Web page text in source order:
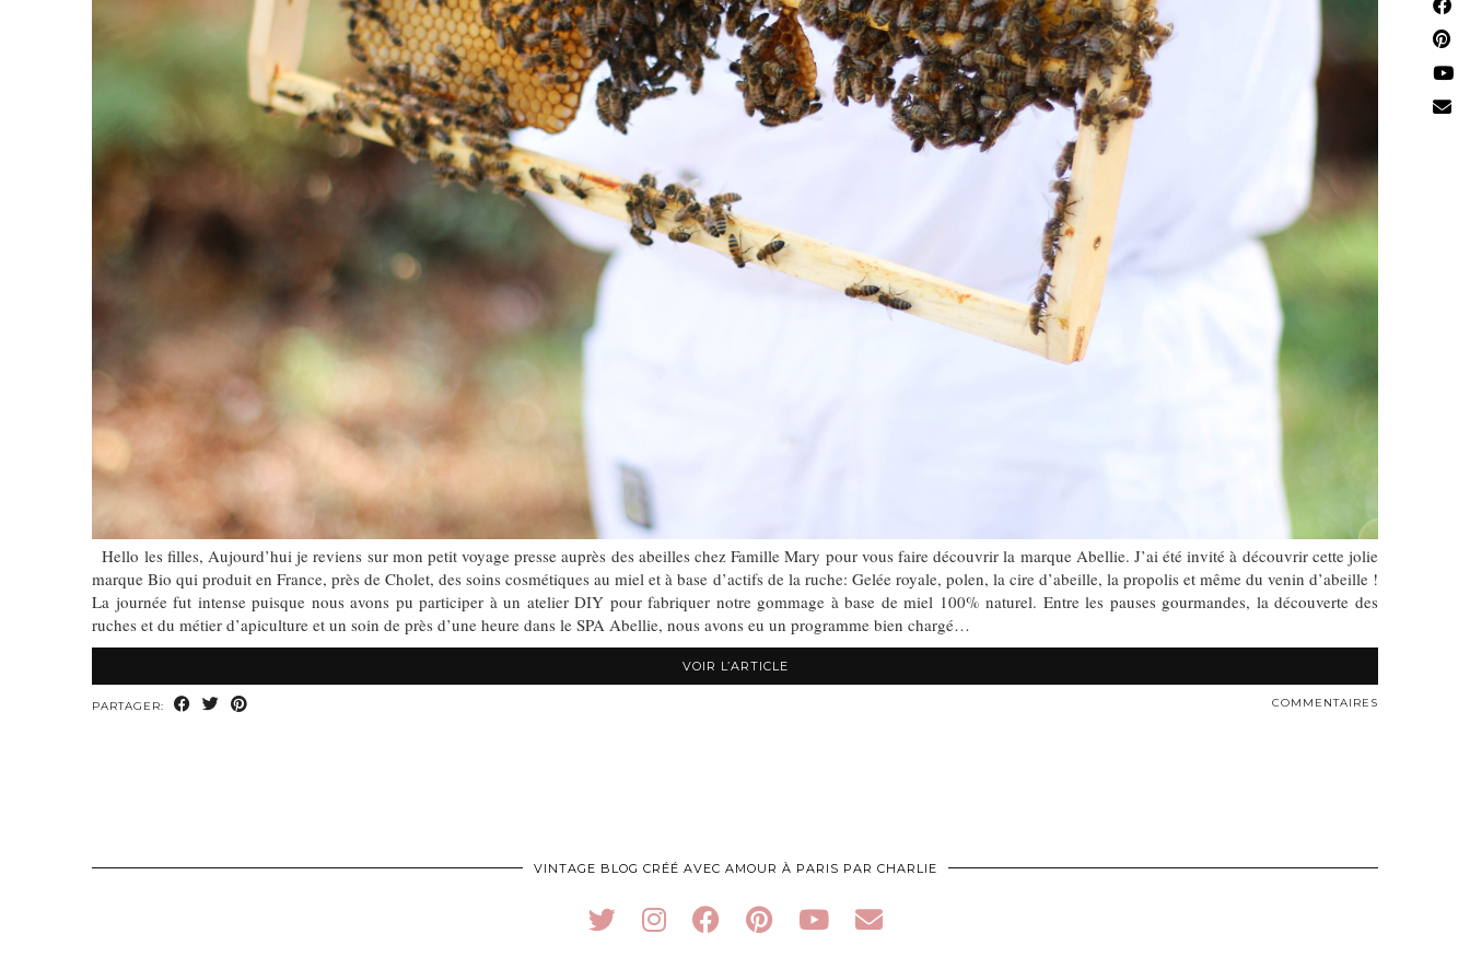
Hello les filles, Aujourd’hui je reviens sur mon petit voyage presse auprès des abeilles chez Famille Mary pour vous faire découvrir la marque Abellie. J’ai été invité à découvrir cette jolie
marque Bio qui produit en France, près de Cholet, des soins cosmétiques au miel et à base d’actifs de la ruche: Gelée royale, polen, la cire d’abeille, la propolis et même du venin d’abeille !
La journée fut intense puisque nous avons pu participer à un atelier DIY pour fabriquer notre gommage à base de miel 100% naturel. Entre les pauses gourmandes, la découverte des
ruches et du métier d’apiculture et un soin de près d’une heure dans le SPA Abellie, nous avons eu un programme bien chargé…
VOIR L’ARTICLE
PARTAGER: COMMENTAIRES
VINTAGE BLOG CRÉÉ AVEC AMOUR À PARIS PAR CHARLIE